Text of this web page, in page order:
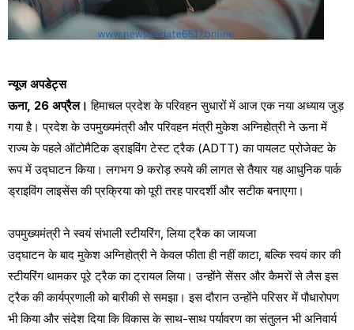
न्यूज अपडेट्स
ऊना, 26 अप्रैल। ​हिमाचल प्रदेश के परिवहन सुधारों में आज एक नया अध्याय जुड़
गया है। प्रदेश के उपमुख्यमंत्री और परिवहन मंत्री मुकेश अग्निहोत्री ने ऊना में
राज्य के पहले ऑटोमैटिक ड्राइविंग टेस्ट ट्रैक (ADTT) का पायलट प्रोजेक्ट के
रूप में उद्घाटन किया। लगभग 9 करोड़ रुपये की लागत से तैयार यह आधुनिक पार्क
ड्राइविंग लाइसेंस की प्रक्रिया को पूरी तरह पारदर्शी और सटीक बनाएगा।
​उपमुख्यमंत्री ने स्वयं संभाली स्टीयरिंग, लिया ट्रैक का जायजा
​उद्घाटन के बाद मुकेश अग्निहोत्री ने केवल फीता ही नहीं काटा, बल्कि स्वयं कार की
स्टीयरिंग थामकर पूरे ट्रैक का ट्रायल लिया। उन्होंने सेंसर और कैमरों से लैस इस
ट्रैक की कार्यप्रणाली को बारीकी से समझा। इस दौरान उन्होंने परिसर में पौधारोपण
भी किया और संदेश दिया कि विकास के साथ-साथ पर्यावरण का संतुलन भी अनिवार्य